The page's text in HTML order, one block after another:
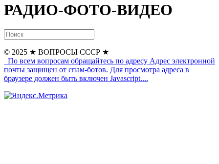
РАДИО-ФОТО-ВИДЕО
© 2025 ★ ВОПРОСЫ СССР ★
По всем вопросам обращайтесь по адресу Адрес электронной
почты защищен от спам-ботов. Для просмотра адреса в
браузере должен быть включен Javascript....